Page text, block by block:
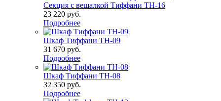
Секция с вешалкой Тиффани ТН-16
23 220 руб.
Подробнее
Шкаф Тиффани ТН-09
31 670 руб.
Подробнее
Шкаф Тиффани ТН-08
32 350 руб.
Подробнее